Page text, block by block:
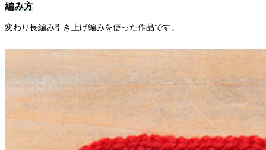
編み方
変わり長編み引き上げ編みを使った作品です。